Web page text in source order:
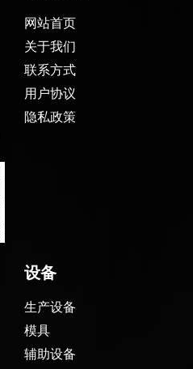
网站首页
关于我们
联系方式
用户协议
隐私政策
设备
生产设备
模具
辅助设备